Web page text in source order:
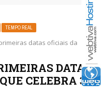
TEMPO REAL
datas oficiais da
DATAS
CELEBRA 30